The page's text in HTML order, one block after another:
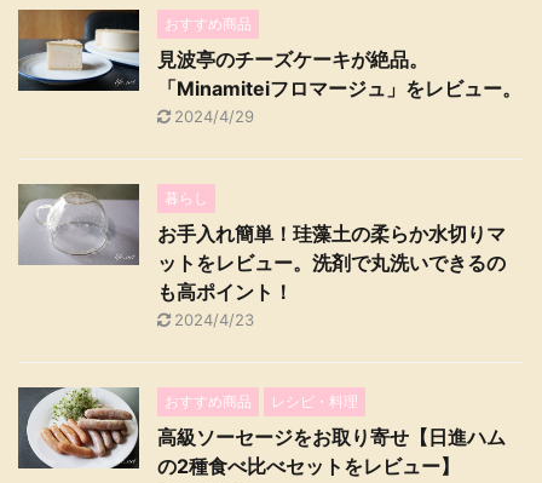
おすすめ商品
見波亭のチーズケーキが絶品。
「Minamiteiフロマージュ」をレビュー。
2024/4/29
暮らし
お手入れ簡単！珪藻土の柔らか水切りマ
ットをレビュー。洗剤で丸洗いできるの
も高ポイント！
2024/4/23
おすすめ商品 レシピ・料理
高級ソーセージをお取り寄せ【日進ハム
の2種食べ比べセットをレビュー】